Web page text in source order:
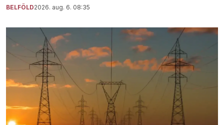
BELFÖLD2026. aug. 6. 08:35